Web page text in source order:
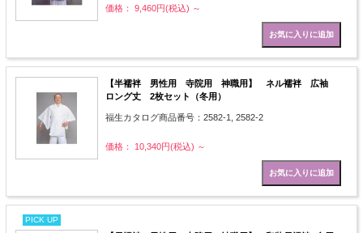
価格： 9,460円(税込) ～
【半襦袢 男性用 寺院用 神職用】 ネル襦袢 広袖
ロング丈 2枚セット（冬用）
福生カタログ商品番号：2582-1, 2582-2
価格： 10,340円(税込) ～
PICK UP